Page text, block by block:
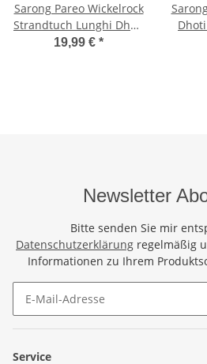
Sarong Pareo Wickelrock
Strandtuch Lunghi Dhoti
Tuch Schlicht Uni Hell
19,99 € *
Newsletter
Bitte senden Sie mir
Datenschutzerklärung regelmäßig
Informationen zu Ihrem
Service